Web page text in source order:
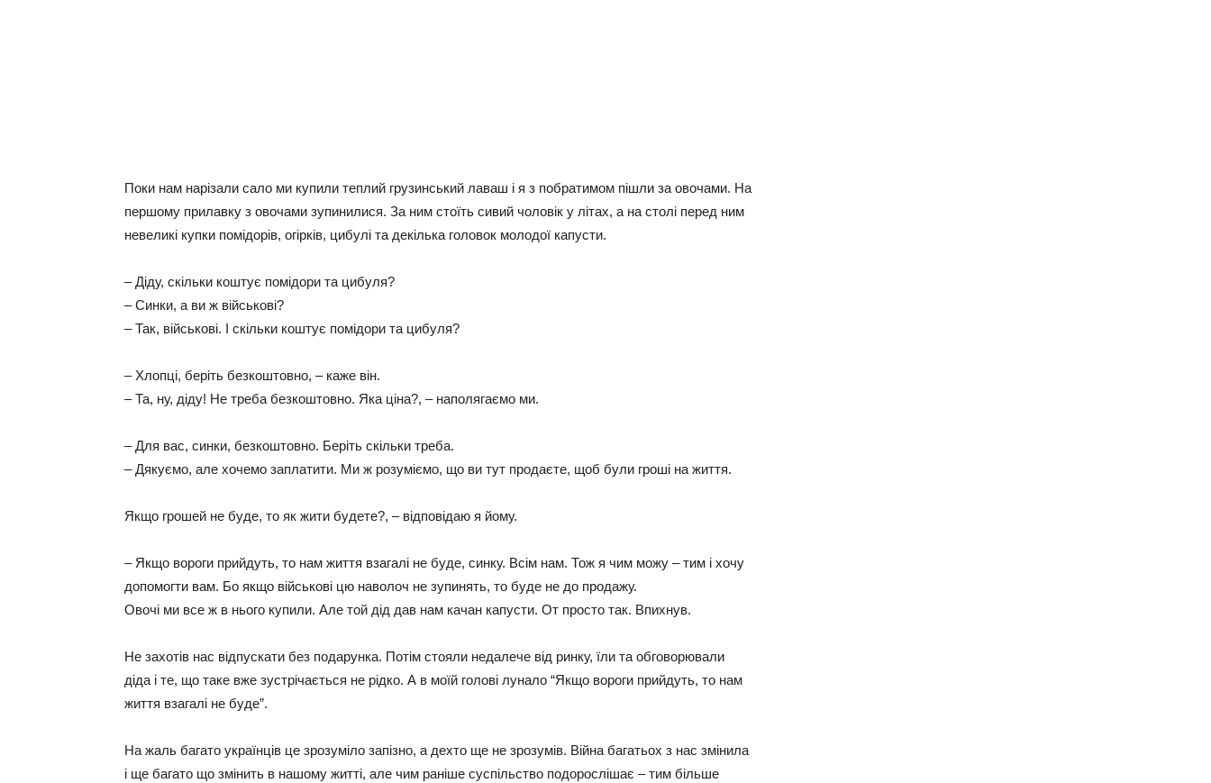
Поки нам нарізали сало ми купили теплий грузинський лаваш і я з побратимом пішли за овочами. На
першому прилавку з овочами зупинилися. За ним стоїть сивий чоловік у літах, а на столі перед ним
невеликі купки помідорів, огірків, цибулі та декілька головок молодої капусти.
– Діду, скільки коштує помідори та цибуля?
– Синки, а ви ж військові?
– Так, військові. І скільки коштує помідори та цибуля?
– Хлопці, беріть безкоштовно, – каже він.
– Та, ну, діду! Не треба безкоштовно. Яка ціна?, – наполягаємо ми.
– Для вас, синки, безкоштовно. Беріть скільки треба.
– Дякуємо, але хочемо заплатити. Ми ж розуміємо, що ви тут продаєте, щоб були гроші на життя.
Якщо грошей не буде, то як жити будете?, – відповідаю я йому.
– Якщо вороги прийдуть, то нам життя взагалі не буде, синку. Всім нам. Тож я чим можу – тим і хочу
допомогти вам. Бо якщо військові цю наволоч не зупинять, то буде не до продажу.
Овочі ми все ж в нього купили. Але той дід дав нам качан капусти. От просто так. Впихнув.
Не захотів нас відпускати без подарунка. Потім стояли недалече від ринку, їли та обговорювали
діда і те, що таке вже зустрічається не рідко. А в моїй голові лунало “Якщо вороги прийдуть, то нам
життя взагалі не буде”.
На жаль багато українців це зрозуміло запізно, а дехто ще не зрозумів. Війна багатьох з нас змінила
і ще багато що змінить в нашому житті, але чим раніше суспільство подорослішає – тим більше